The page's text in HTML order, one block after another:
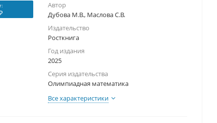
Автор
Дубова М.В., Маслова С.В.
Издательство
Росткнига
Год издания
2025
Серия издательства
Олимпиадная математика
Все характеристики